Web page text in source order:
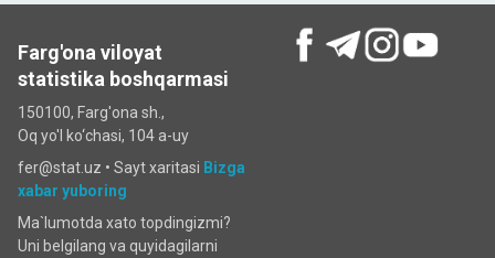
Farg'ona viloyat
statistika boshqarmasi
150100, Farg'ona sh.,
Oq yo'l ko‘chаsi, 104 a-uy
fer@stat.uz • Sayt xaritasi Bizga
xabar yuboring
Ma`lumotda xato topdingizmi?
Uni belgilang va quyidagilarni